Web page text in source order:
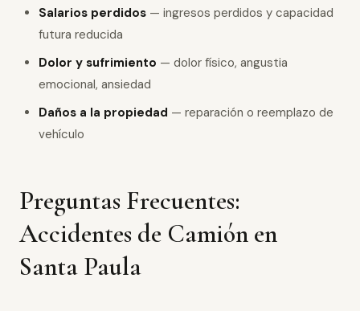
Salarios perdidos — ingresos perdidos y capacidad
futura reducida
Dolor y sufrimiento — dolor físico, angustia
emocional, ansiedad
Daños a la propiedad — reparación o reemplazo de
vehículo
Preguntas Frecuentes:
Accidentes de Camión en
Santa Paula